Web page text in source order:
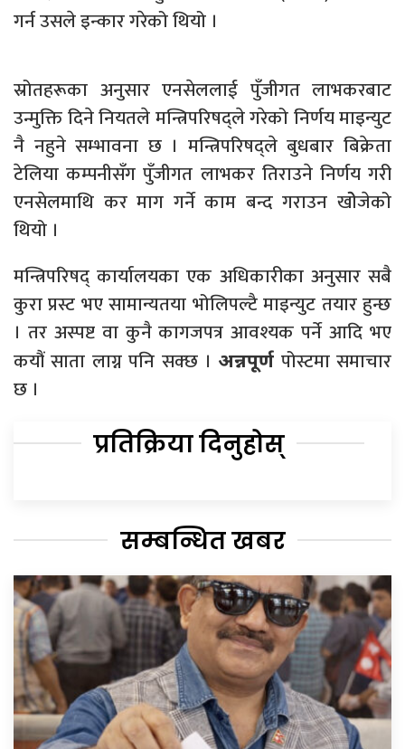
गर्न उसले इन्कार गरेको थियो ।
स्रोतहरूका अनुसार एनसेललाई पुँजीगत लाभकरबाट
उन्मुक्ति दिने नियतले मन्त्रिपरिषद्ले गरेको निर्णय माइन्युट
नै नहुने सम्भावना छ । मन्त्रिपरिषद्ले बुधबार बिक्रेता
टेलिया कम्पनीसँग पुँजीगत लाभकर तिराउने निर्णय गरी
एनसेलमाथि कर माग गर्ने काम बन्द गराउन खोेजेको
थियो ।
मन्त्रिपरिषद् कार्यालयका एक अधिकारीका अनुसार सबै
कुरा प्रस्ट भए सामान्यतया भोलिपल्टै माइन्युट तयार हुन्छ
। तर अस्पष्ट वा कुनै कागजपत्र आवश्यक पर्ने आदि भए
कयौं साता लाग्न पनि सक्छ । अन्नपूर्ण पोस्टमा समाचार
छ ।
प्रतिक्रिया दिनुहोस्
सम्बन्धित खबर